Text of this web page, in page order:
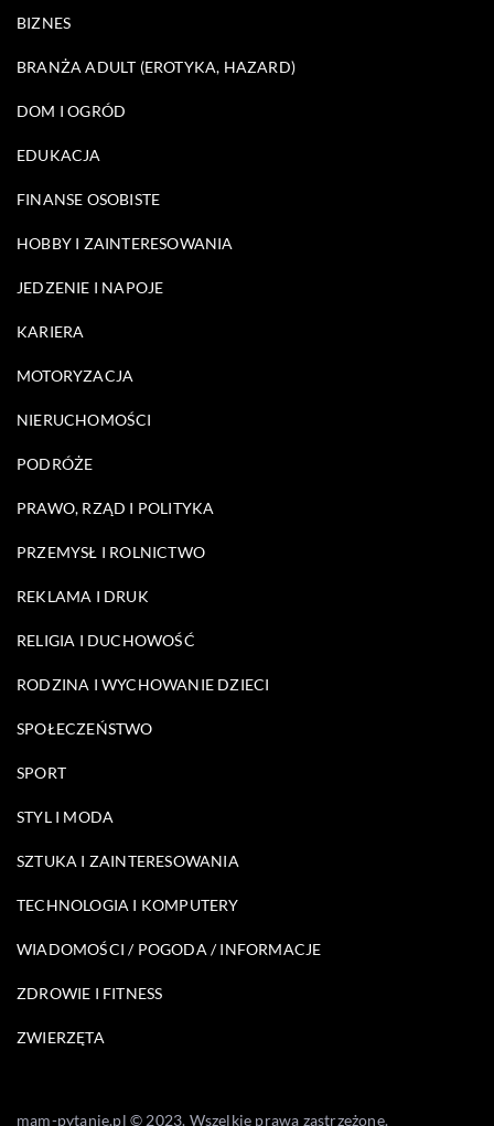
BIZNES
BRANŻA ADULT (EROTYKA, HAZARD)
DOM I OGRÓD
EDUKACJA
FINANSE OSOBISTE
HOBBY I ZAINTERESOWANIA
JEDZENIE I NAPOJE
KARIERA
MOTORYZACJA
NIERUCHOMOŚCI
PODRÓŻE
PRAWO, RZĄD I POLITYKA
PRZEMYSŁ I ROLNICTWO
REKLAMA I DRUK
RELIGIA I DUCHOWOŚĆ
RODZINA I WYCHOWANIE DZIECI
SPOŁECZEŃSTWO
SPORT
STYL I MODA
SZTUKA I ZAINTERESOWANIA
TECHNOLOGIA I KOMPUTERY
WIADOMOŚCI / POGODA / INFORMACJE
ZDROWIE I FITNESS
ZWIERZĘTA
mam-pytanie.pl © 2023. Wszelkie prawa zastrzeżone.